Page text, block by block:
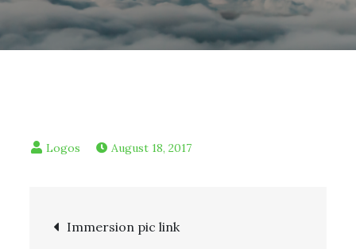
August 18, 2017
Post
Immersion pic link